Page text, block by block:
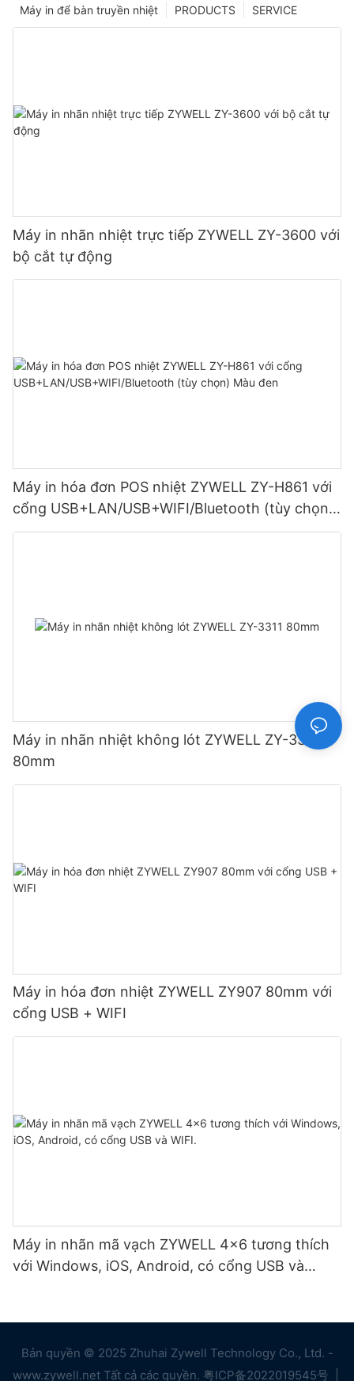
SERVICE
PRODUCTS
Máy in để bàn truyền nhiệt
Máy in nhãn nhiệt trực tiếp ZYWELL ZY-3600 với
bộ cắt tự động
Máy in hóa đơn POS nhiệt ZYWELL ZY-H861 với
cổng USB+LAN/USB+WIFI/Bluetooth (tùy chọn)
Màu đen
Máy in nhãn nhiệt không lót ZYWELL ZY-3311
80mm
Máy in hóa đơn nhiệt ZYWELL ZY907 80mm với
cổng USB + WIFI
Máy in nhãn mã vạch ZYWELL 4x6 tương thích
với Windows, iOS, Android, có cổng USB và
Bản quyền © 2025 Zhuhai Zywell Technology Co., Ltd. -
www.zywell.net Tất cả các quyền. 粤ICP备2022019545号